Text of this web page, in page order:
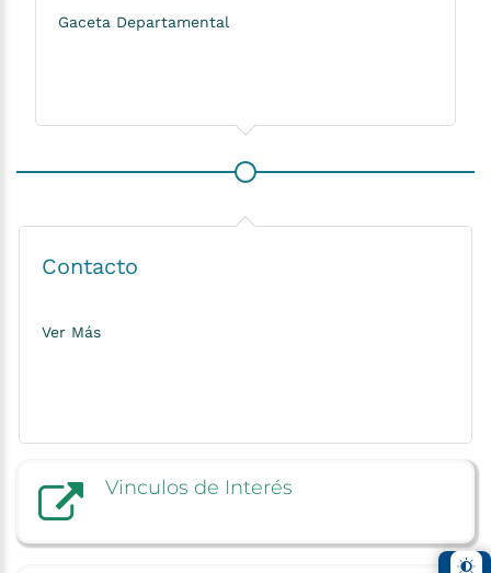
Gaceta Departamental
Contacto
Ver Más
Vinculos de Interés